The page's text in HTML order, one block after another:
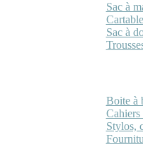
Sac à
Sac à
Boite à
Stylos,